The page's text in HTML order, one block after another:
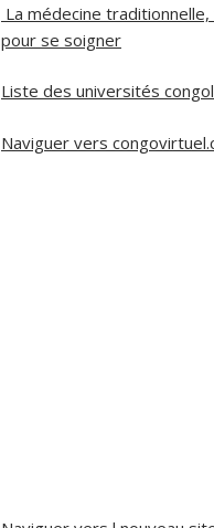
La médecine
pour se soigner
Liste des universités
Naviguer vers